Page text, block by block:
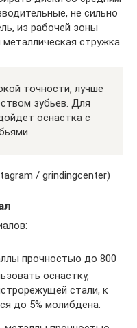
не сильно
из рабочей зоны
стружка.
точности, лучше
зубьев. Для
оснастка с
/ grindingcenter)
прочностью до 800
оснастку,
стали, к
до 5% молибдена.